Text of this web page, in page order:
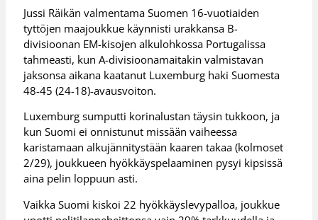
Jussi Räikän valmentama Suomen 16-vuotiaiden
tyttöjen maajoukkue käynnisti urakkansa B-
divisioonan EM-kisojen alkulohkossa Portugalissa
tahmeasti, kun A-divisioonamaitakin valmistavan
jaksonsa aikana kaatanut Luxemburg haki Suomesta
48-45 (24-18)-avausvoiton.
Luxemburg sumputti korinalustan täysin tukkoon, ja
kun Suomi ei onnistunut missään vaiheessa
karistamaan alkujännitystään kaaren takaa (kolmoset
2/29), joukkueen hyökkäyspelaaminen pysyi kipsissä
aina pelin loppuun asti.
Vaikka Suomi kiskoi 22 hyökkäyslevypalloa, joukkue